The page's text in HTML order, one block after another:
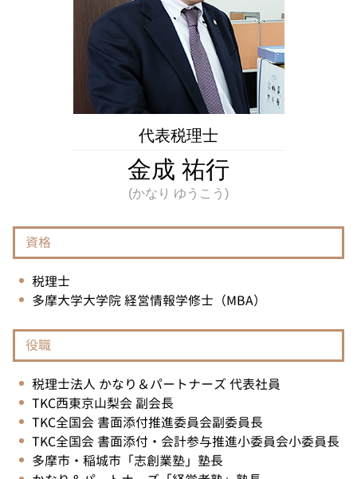
遺産 相続 孫
過少申告加算税 とは
法人事業税 とは
税務調査 個人 領収書なし
確定申告 とは
税務相談 国立市 税理士
不動産相続 国立市 相談
税務相談 国立市 相談
税務相談 埼玉県 相談
税務相談 多摩市 相談
相続税 神奈川県 税理士代表税理士
金成 祐行
資格
税理士
多摩大学大学院 経営情報学修士（MBA）
役職
税理士法人 かなり＆パートナーズ 代表社員
TKC西東京山梨会 副会長
TKC全国会 書面添付推進委員会副委員長
TKC全国会 書面添付・会計参与推進小委員会小委員長
多摩市・稲城市「志創業塾」塾長